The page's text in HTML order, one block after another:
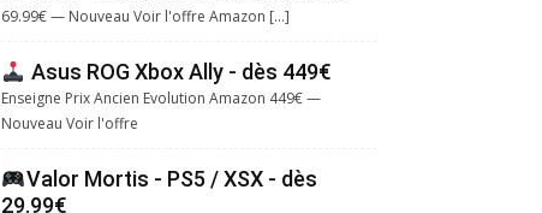
69.99€ — Nouveau Voir l'offre Amazon […]
Asus ROG Xbox Ally - dès 449€
Enseigne Prix Ancien Evolution Amazon 449€ —
Nouveau Voir l'offre
Valor Mortis - PS5 / XSX - dès
29.99€